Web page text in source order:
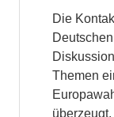
Die
Themen